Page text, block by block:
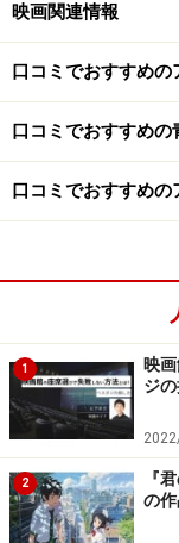
映画関連情報
口コミでおすすめの
口コミでおすすめの
口コミでおすすめの
1
映
ジ
2
『
の